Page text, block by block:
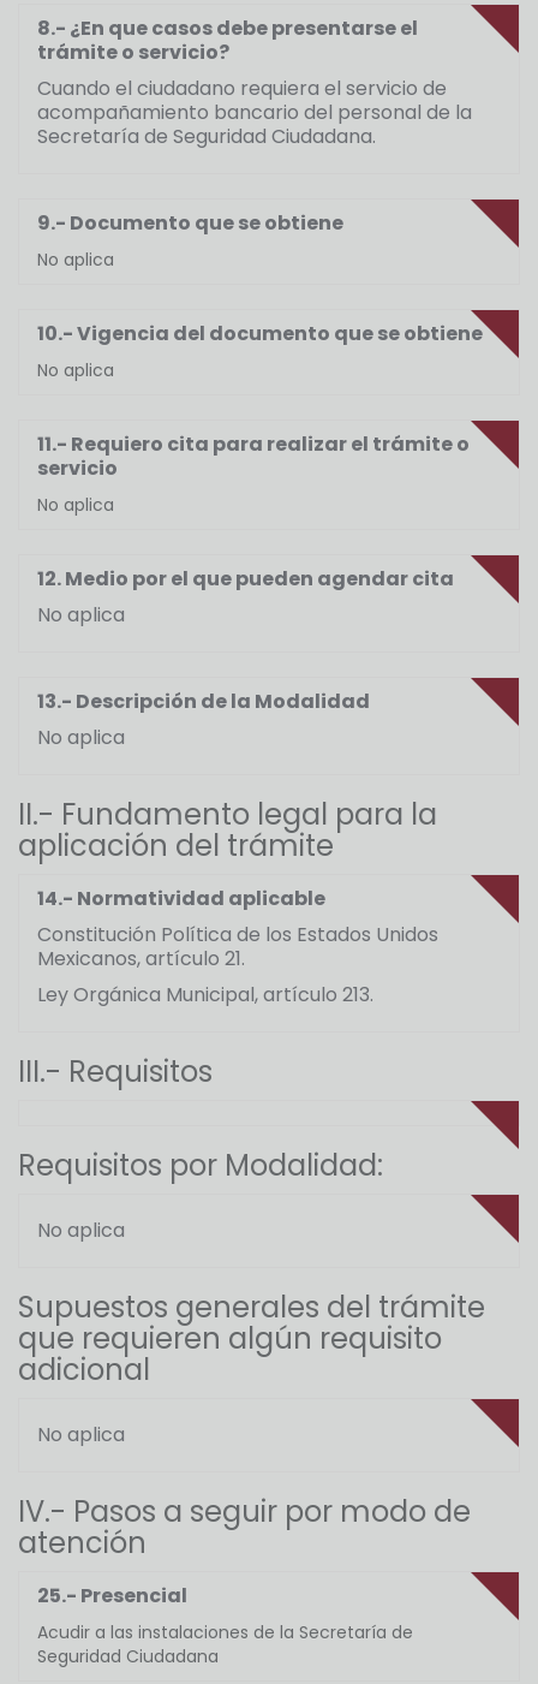
8.- ¿En que casos debe presentarse el
trámite o servicio?
Cuando el ciudadano requiera el servicio de
acompañamiento bancario del personal de la
Secretaría de Seguridad Ciudadana.
9.- Documento que se obtiene
No aplica
10.- Vigencia del documento que se obtiene
No aplica
11.- Requiero cita para realizar el trámite o
servicio
No aplica
12. Medio por el que pueden agendar cita
No aplica
13.- Descripción de la Modalidad
No aplica
II.- Fundamento legal para la
aplicación del trámite
14.- Normatividad aplicable
Constitución Política de los Estados Unidos
Mexicanos, artículo 21.
Ley Orgánica Municipal, artículo 213.
III.- Requisitos
Requisitos por Modalidad:
No aplica
Supuestos generales del trámite
que requieren algún requisito
adicional
No aplica
IV.- Pasos a seguir por modo de
atención
25.- Presencial
Acudir a las instalaciones de la Secretaría de
Seguridad Ciudadana